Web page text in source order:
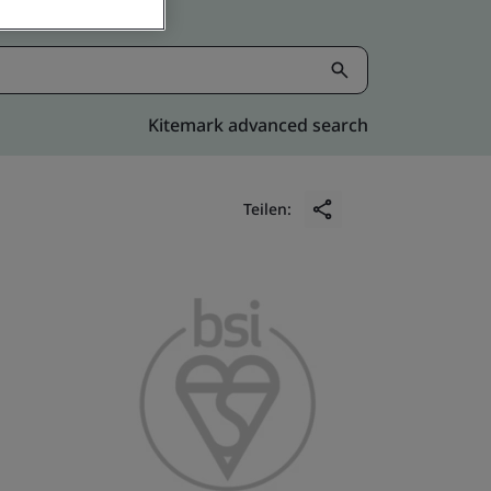
Kitemark advanced search
Teilen: